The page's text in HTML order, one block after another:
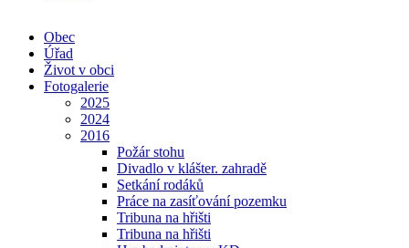
Obec
Úřad
Život v obci
Fotogalerie
2025
2024
2016
Požár stohu
Divadlo v klášter. zahradě
Setkání rodáků
Práce na zasíťování pozemku
Tribuna na hřišti
Tribuna na hřišti